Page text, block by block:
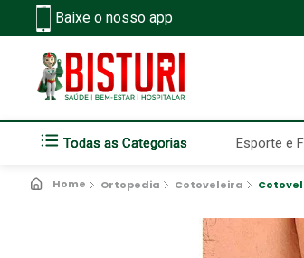
Baixe o nosso app
Todas as Categorias Esporte e
Ortopedia Cotoveleira